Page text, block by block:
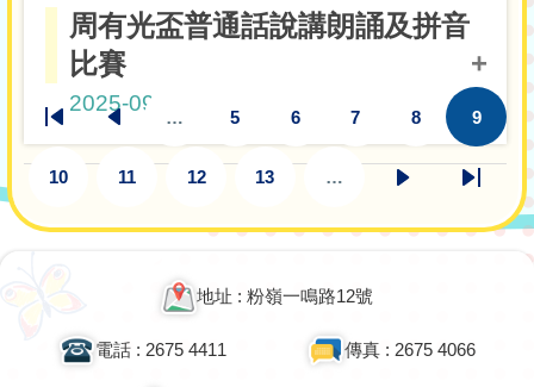
女子公開組
冠軍
4A黎珞晴
周有光盃普通話說講朗誦及拼音
比賽
2025-09-05
朗誦比賽(初小組)金獎 2A吴研啟
Pagination
First
Previous
…
頁
5
頁
6
頁
7
頁
8
目
9
頁
10
頁
11
頁
12
頁
13 …
下
頁
Last
page
地址 : 粉嶺一鳴路12號
電話 : 2675 4411 傳真 : 2675 4066